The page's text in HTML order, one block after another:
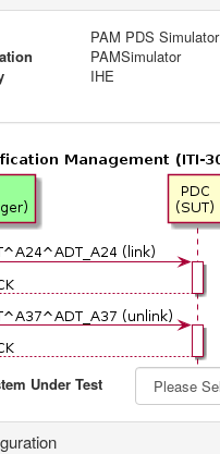
PAM PDS Simulator
PAMSimulator
IHE
Under Test